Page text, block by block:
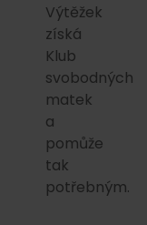
Výtěžek
získá
Klub
svobodných
matek
a
pomůže
tak
potřebným.